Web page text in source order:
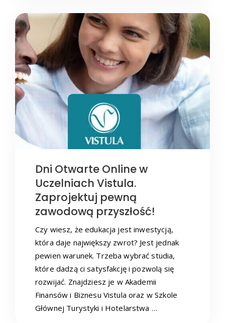
Dni Otwarte Online w
Uczelniach Vistula.
Zaprojektuj pewną
zawodową przyszłość!
Czy wiesz, że edukacja jest inwestycją,
która daje największy zwrot? Jest jednak
pewien warunek. Trzeba wybrać studia,
które dadzą ci satysfakcję i pozwolą się
rozwijać. Znajdziesz je w Akademii
Finansów i Biznesu Vistula oraz w Szkole
Głównej Turystyki i Hotelarstwa …